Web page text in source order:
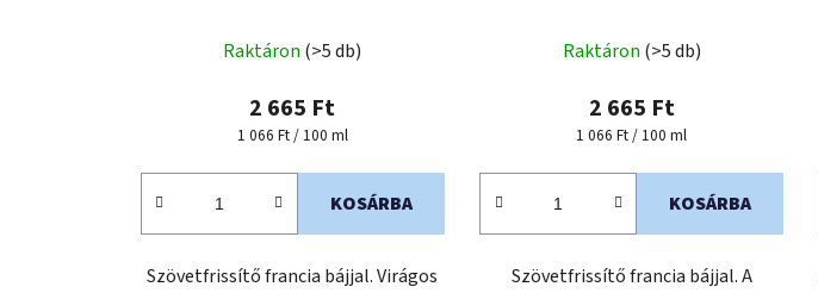
Raktáron (>5 db)
2 665 Ft
Egységár:
1 066 Ft / 100 ml
KOSÁRBA
Szövetfrissítő francia bájjal. Virágos
Raktáron (>5 db)
2 665 Ft
Egységár:
1 066 Ft / 100 ml
KOSÁRBA
Szövetfrissítő francia bájjal. A